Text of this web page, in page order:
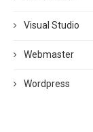
Visual Studio
Webmaster
Wordpress